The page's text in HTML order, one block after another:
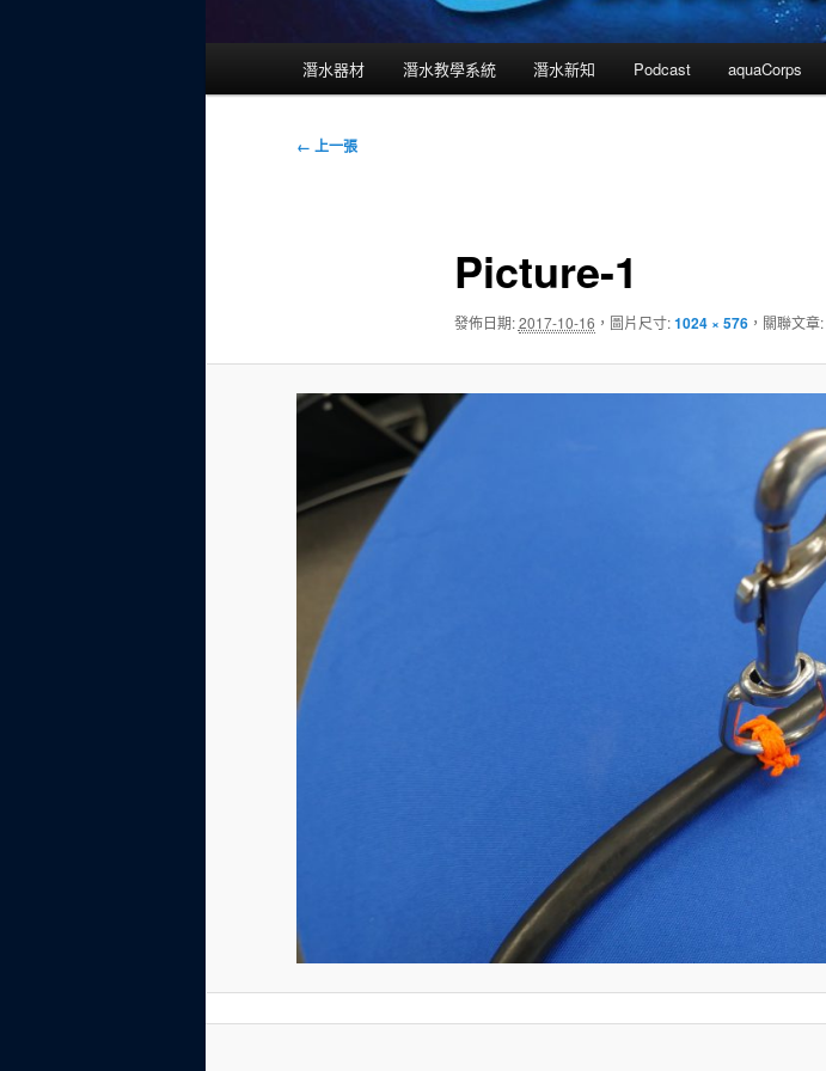
潛水器材 潛水教學系統 潛水新知 Podcast aquaCorps
圖
← 上一張
Picture-1
發佈日期:2017-10-16 ，圖片尺寸:1024 × 576，關聯文章: